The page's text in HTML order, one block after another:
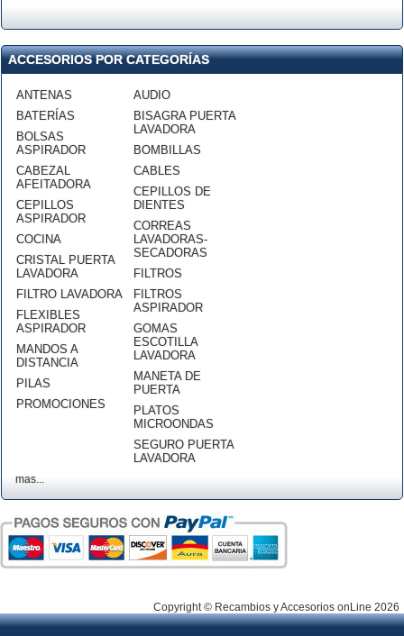
ACCESORIOS POR CATEGORÍAS
ANTENAS
BATERÍAS
BOLSAS
ASPIRADOR
CABEZAL
AFEITADORA
CEPILLOS
ASPIRADOR
COCINA
CRISTAL PUERTA
LAVADORA
FILTRO LAVADORA
FLEXIBLES
ASPIRADOR
MANDOS A
DISTANCIA
PILAS
PROMOCIONES
AUDIO
BISAGRA PUERTA
LAVADORA
BOMBILLAS
CABLES
CEPILLOS DE
DIENTES
CORREAS
LAVADORAS-
SECADORAS
FILTROS
FILTROS
ASPIRADOR
GOMAS
ESCOTILLA
LAVADORA
MANETA DE
PUERTA
PLATOS
MICROONDAS
SEGURO PUERTA
LAVADORA
mas...
Copyright © Recambios y Accesorios onLine 2026